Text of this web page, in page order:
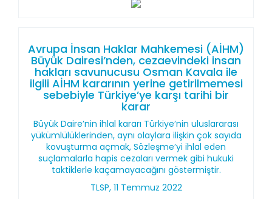
Avrupa İnsan Haklar Mahkemesi (AİHM)
Büyük Dairesi’nden, cezaevindeki insan
hakları savunucusu Osman Kavala ile
ilgili AİHM kararının yerine getirilmemesi
sebebiyle Türkiye’ye karşı tarihi bir
karar
Büyük Daire’nin ihlal kararı Türkiye’nin uluslararası
yükümlülüklerinden, aynı olaylara ilişkin çok sayıda
kovuşturma açmak, Sözleşme’yi ihlal eden
suçlamalarla hapis cezaları vermek gibi hukuki
taktiklerle kaçamayacağını göstermiştir.
TLSP, 11 Temmuz 2022